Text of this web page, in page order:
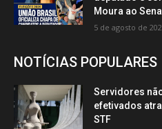
Moura ao
5 de agosto de
NOTÍCIAS POPULARES
Servidores
efetivados
STF